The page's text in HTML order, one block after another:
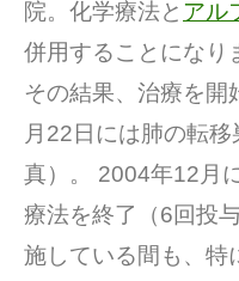
院。化学療法と アル
併用することになり
その結果、治療を
月22日には肺の転
真）。 2004年12月
療法を終了（6回投
施している間も、特